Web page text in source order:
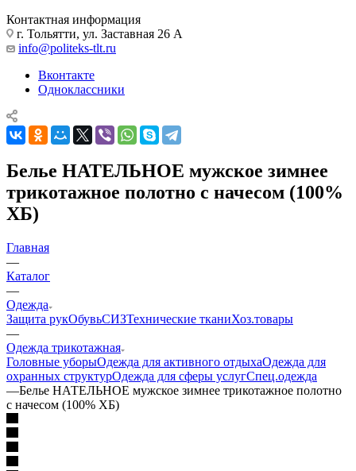
Контактная информация
г. Тольятти, ул. Заставная 26 А
info@politeks-tlt.ru
Вконтакте
Одноклассники
Белье НАТЕЛЬНОЕ мужское зимнее
трикотажное полотно с начесом (100%
ХБ)
Главная
—
Каталог
—
Одежда
Защита рукОбувьСИЗТехнические тканиХоз.товары
—
Одежда трикотажная
Головные уборыОдежда для активного отдыхаОдежда для
охранных структурОдежда для сферы услугСпец.одежда
—Белье НАТЕЛЬНОЕ мужское зимнее трикотажное полотно
с начесом (100% ХБ)